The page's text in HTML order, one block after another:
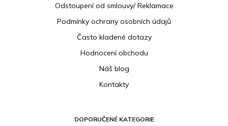
Odstoupení od smlouvy/ Reklamace
Podmínky ochrany osobních údajů
Často kladené dotazy
Hodnocení obchodu
Náš blog
Kontakty
DOPORUČENÉ KATEGORIE